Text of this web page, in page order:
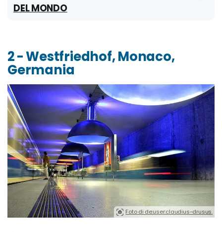
DEL MONDO
2 - Westfriedhof, Monaco,
Germania
Foto di de:user:claudius-drusus.